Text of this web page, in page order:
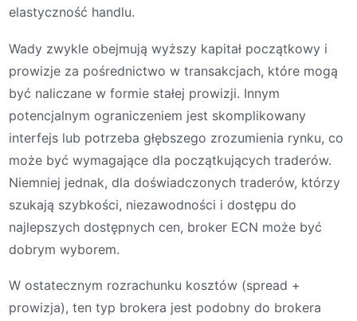
elastyczność handlu.
Wady zwykle obejmują wyższy kapitał początkowy i
prowizje za pośrednictwo w transakcjach, które mogą
być naliczane w formie stałej prowizji. Innym
potencjalnym ograniczeniem jest skomplikowany
interfejs lub potrzeba głębszego zrozumienia rynku, co
może być wymagające dla początkujących traderów.
Niemniej jednak, dla doświadczonych traderów, którzy
szukają szybkości, niezawodności i dostępu do
najlepszych dostępnych cen, broker ECN może być
dobrym wyborem.
W ostatecznym rozrachunku kosztów (spread +
prowizja), ten typ brokera jest podobny do brokera